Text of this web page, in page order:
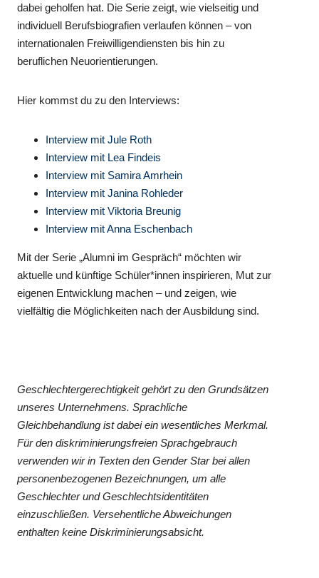
dabei geholfen hat. Die Serie zeigt, wie vielseitig und
individuell Berufsbiografien verlaufen können – von
internationalen Freiwilligendiensten bis hin zu
beruflichen Neuorientierungen.
Hier kommst du zu den Interviews:
Interview mit Jule Roth
Interview mit Lea Findeis
Interview mit Samira Amrhein
Interview mit Janina Rohleder
Interview mit Viktoria Breunig
Interview mit Anna Eschenbach
Mit der Serie „Alumni im Gespräch“ möchten wir
aktuelle und künftige Schüler*innen inspirieren, Mut zur
eigenen Entwicklung machen – und zeigen, wie
vielfältig die Möglichkeiten nach der Ausbildung sind.
Geschlechtergerechtigkeit gehört zu den Grundsätzen
unseres Unternehmens. Sprachliche
Gleichbehandlung ist dabei ein wesentliches Merkmal.
Für den diskriminierungsfreien Sprachgebrauch
verwenden wir in Texten den Gender Star bei allen
personenbezogenen Bezeichnungen, um alle
Geschlechter und Geschlechtsidentitäten
einzuschließen. Versehentliche Abweichungen
enthalten keine Diskriminierungsabsicht.